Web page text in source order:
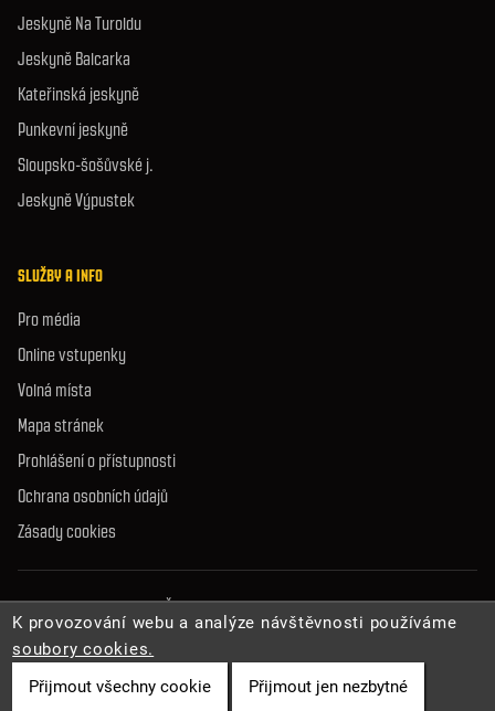
Jeskyně Na Turoldu
Jeskyně Balcarka
Kateřinská jeskyně
Punkevní jeskyně
Sloupsko-šošůvské j.
Jeskyně Výpustek
SLUŽBY A INFO
Pro média
Online vstupenky
Volná místa
Mapa stránek
Prohlášení o přístupnosti
Ochrana osobních údajů
Zásady cookies
© 2026 Správa jeskyní České republiky. Všechna práva vyhrazena.
Cookies
K provozování webu a analýze návštěvnosti používáme
soubory cookies.
Přijmout všechny cookie
Přijmout jen nezbytné